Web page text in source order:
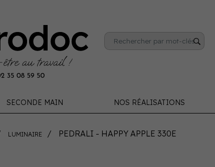
SECONDE MAIN NOS RÉALISATIONS
LUMINAIRE PEDRALI - HAPPY APPLE 330E